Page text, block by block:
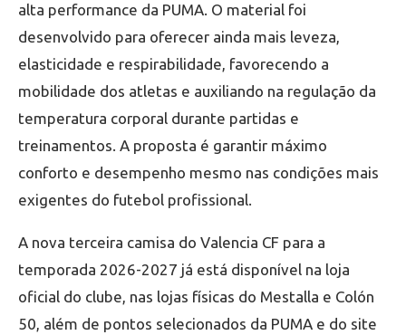
alta performance da PUMA. O material foi
desenvolvido para oferecer ainda mais leveza,
elasticidade e respirabilidade, favorecendo a
mobilidade dos atletas e auxiliando na regulação da
temperatura corporal durante partidas e
treinamentos. A proposta é garantir máximo
conforto e desempenho mesmo nas condições mais
exigentes do futebol profissional.
A nova terceira camisa do Valencia CF para a
temporada 2026-2027 já está disponível na loja
oficial do clube, nas lojas físicas do Mestalla e Colón
50, além de pontos selecionados da PUMA e do site